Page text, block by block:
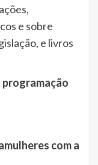
e sobre
e livros
programação
com a